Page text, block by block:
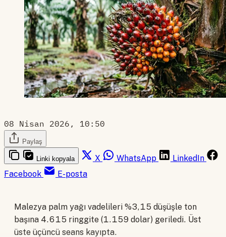
08 Nisan 2026, 10:50
Paylaş
Linki kopyala X WhatsApp
LinkedIn
Facebook
E-posta
Malezya palm yağı vadelileri %3,15 düşüşle ton
başına 4.615 ringgite (1.159 dolar) geriledi. Üst
üste üçüncü seans kayıpta.